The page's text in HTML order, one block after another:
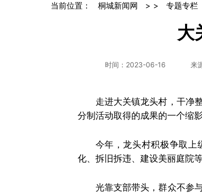
当前位置： 桐城新闻网 > > 专题专栏
大
时间：2023-06-16 来
走进大关镇龙头村，干净
分制活动取得的成果的一个缩影
今年，龙头村积极争取上
化、拆旧拆违、建设美丽庭院
光靠支部带头，群众不参